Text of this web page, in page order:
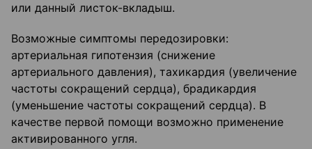
или данный листок-вкладыш.
Возможные симптомы передозировки:
артериальная гипотензия (снижение
артериального давления), тахикардия (увеличение
частоты сокращений сердца), брадикардия
(уменьшение частоты сокращений сердца). В
качестве первой помощи возможно применение
активированного угля.